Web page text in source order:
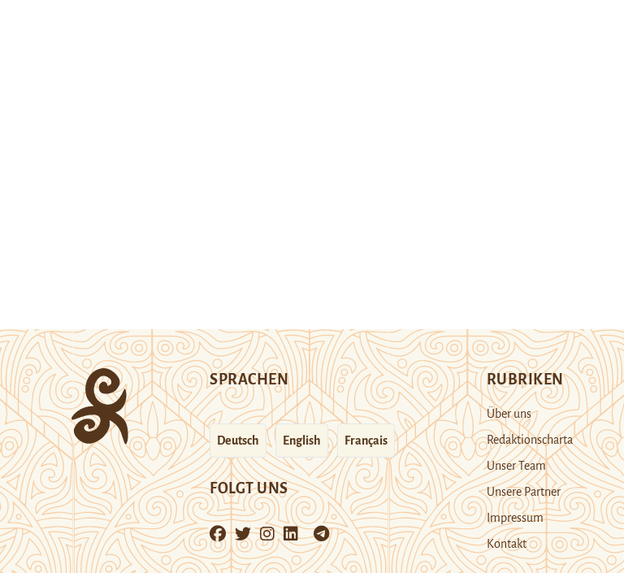
SPRACHEN
Deutsch English Français
FOLGT UNS
RUBRIKEN
Über uns
Redaktionscharta
Unser Team
Unsere Partner
Impressum
Kontakt